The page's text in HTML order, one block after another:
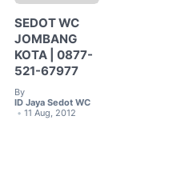
SEDOT WC
JOMBANG
KOTA | 0877-
521-67977
By
ID Jaya Sedot WC
• 11 Aug, 2012